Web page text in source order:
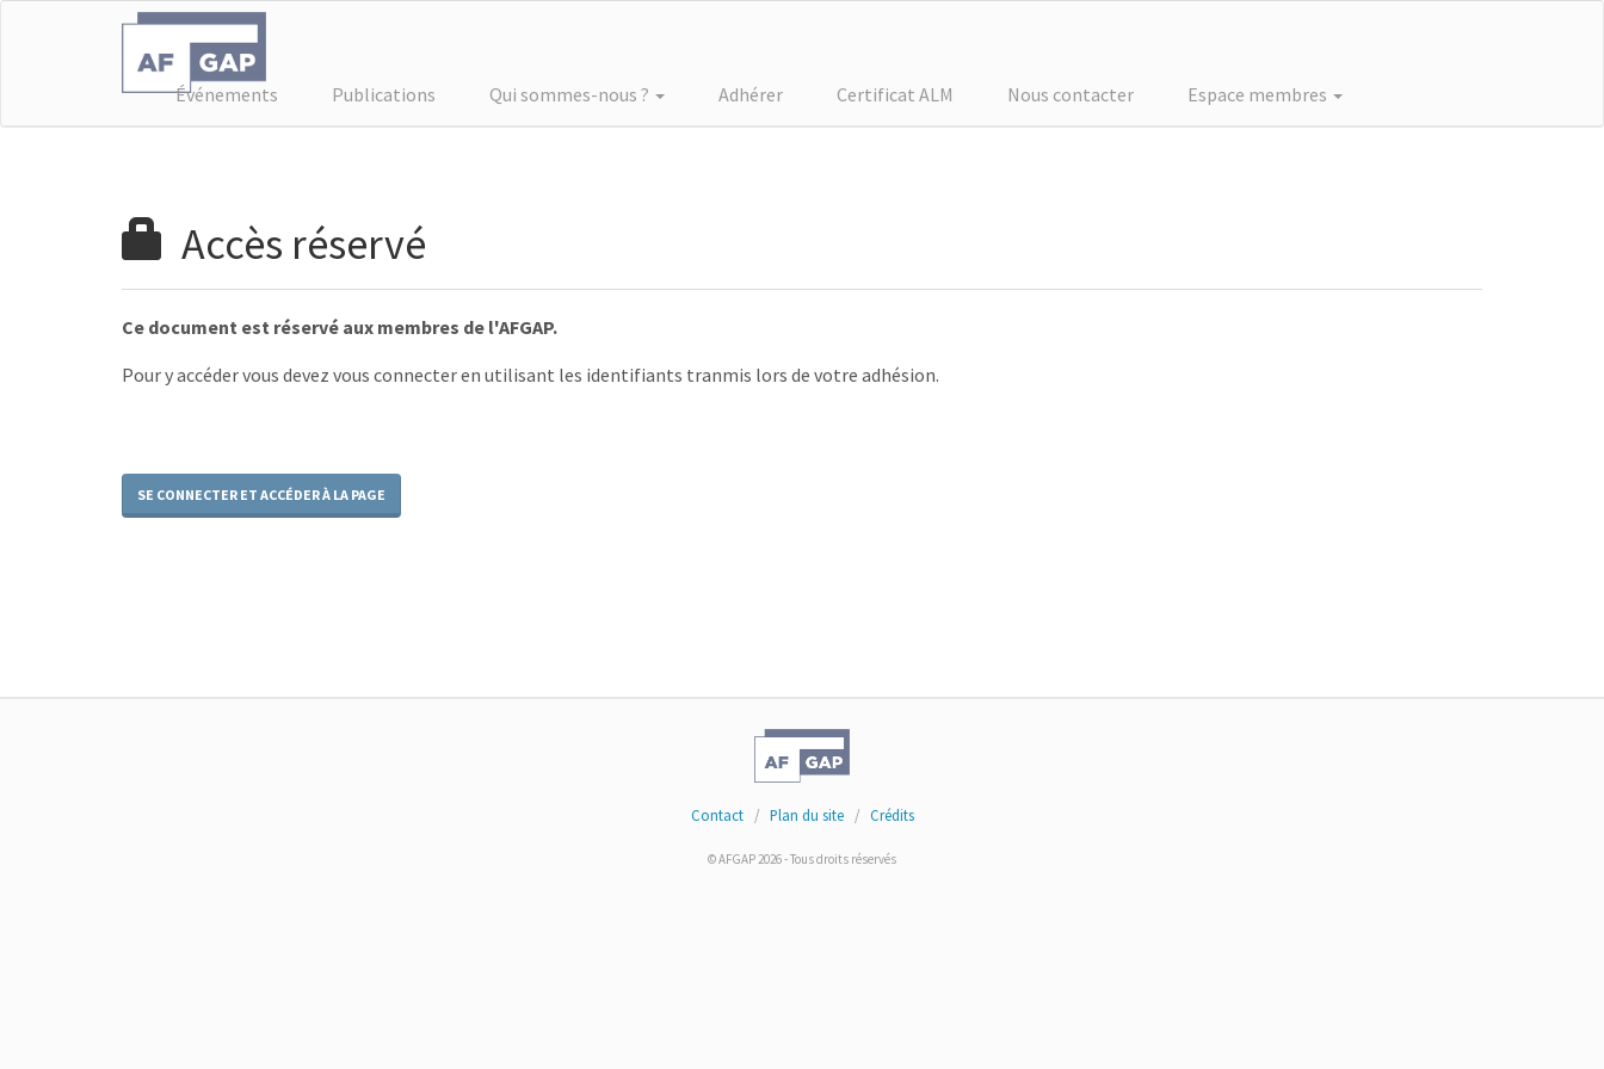
Événements Publications Qui sommes-nous ? Adhérer Certificat ALM Nous contacter Espace membres
Accès réservé
Ce document est réservé aux membres de l'AFGAP.
Pour y accéder vous devez vous connecter en utilisant les identifiants tranmis lors de votre adhésion.
SE CONNECTER ET ACCÉDER À LA PAGE
Contact/ Plan du site/ Crédits
© AFGAP 2026 - Tous droits réservés